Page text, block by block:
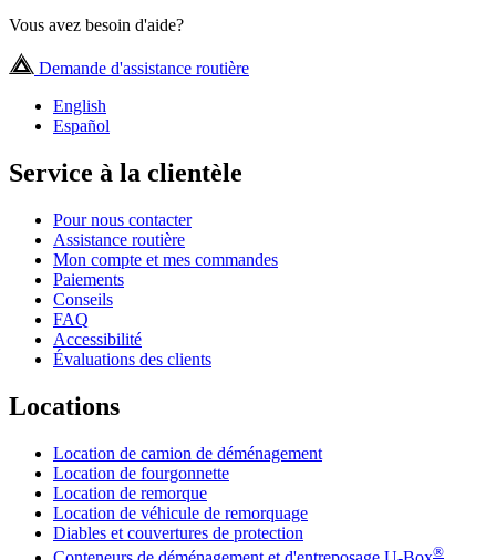
Vous avez besoin d'aide?
Demande d'assistance routière
English
Español
Service à la clientèle
Pour nous contacter
Assistance routière
Mon compte et mes commandes
Paiements
Conseils
FAQ
Accessibilité
Évaluations des clients
Locations
Location de camion de déménagement
Location de fourgonnette
Location de remorque
Location de véhicule de remorquage
Diables et couvertures de protection
®